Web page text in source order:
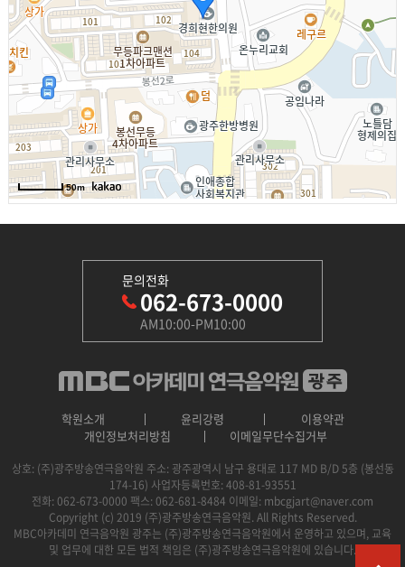
문의전화
062-673-0000
AM10:00-PM10:00
학원소개 윤리강령
이용약관
개인정보처리방침
이메일무단수집거부
상호: (주)광주방송연극음악원 주소: 광주광역시 남구 용대로 117 MD B/D 5층 (봉선동
174-16) 사업자등록번호: 408-81-93551
전화: 062-673-0000 팩스: 062-681-8484 이메일: mbcgjart@naver.com
Copyright (c) 2019 (주)광주방송연극음악원. All Rights Reserved.
MBC아카데미 연극음악원 광주는 (주)광주방송연극음악원에서 운영하고 있으며, 교육
및 업무에 대한 모든 법적 책임은 (주)광주방송연극음악원에 있습니다.